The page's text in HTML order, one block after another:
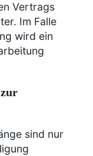
Vertrags
Im Falle
wird ein
sind nur